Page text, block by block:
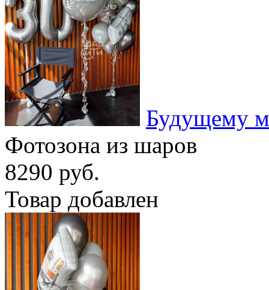
Будущему
Фотозона из шаров
8290 руб.
Товар добавлен